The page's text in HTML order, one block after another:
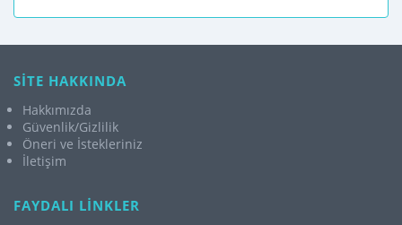
SİTE HAKKINDA
Hakkımızda
Güvenlik/Gizlilik
Öneri ve İstekleriniz
İletişim
FAYDALI LİNKLER